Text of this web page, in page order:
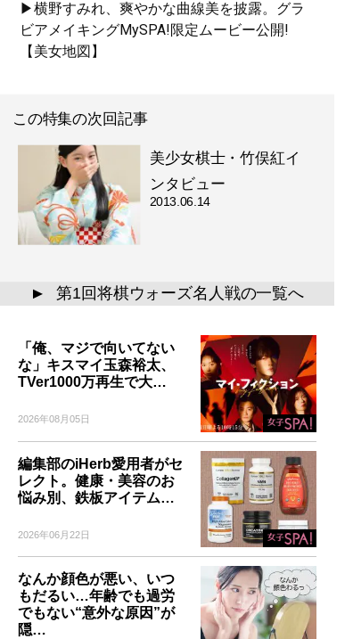
▶横野すみれ、爽やかな曲線美を披露。グラ
ビアメイキングMySPA!限定ムービー公開!
【美女地図】
この特集の次回記事
美少女棋士・竹俣紅イ
ンタビュー
2013.06.14
▲ 第1回将棋ウォーズ名人戦の一覧へ
「俺、マジで向いてない
な」キスマイ玉森裕太、
TVer1000万再生で大…
2026年08月05日
編集部のiHerb愛用者がセ
レクト。健康・美容のお
悩み別、鉄板アイテム…
2026年06月22日
なんか顔色が悪い、いつ
もだるい…年齢でも過労
でもない“意外な原因”が
隠…